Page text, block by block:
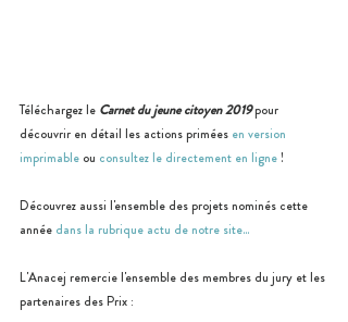
Téléchargez le Carnet du jeune citoyen 2019 pour
découvrir en détail les actions primées en version
imprimable ou consultez le directement en ligne !
Découvrez aussi l'ensemble des projets nominés cette
année dans la rubrique actu de notre site...
L'Anacej remercie l'ensemble des membres du jury et les
partenaires des Prix :